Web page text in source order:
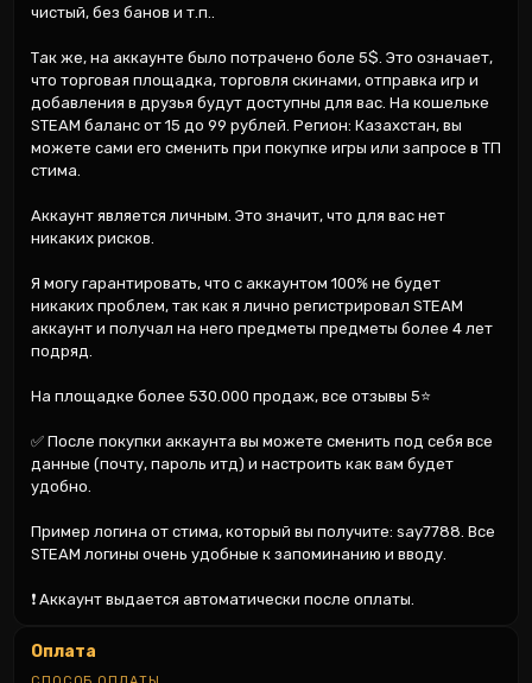
чистый, без банов и т.п..
Так же, на аккаунте было потрачено боле 5$. Это означает,
что торговая площадка, торговля скинами, отправка игр и
добавления в друзья будут доступны для вас. На кошельке
STEAM баланс от 15 до 99 рублей. Регион: Казахстан, вы
можете сами его сменить при покупке игры или запросе в ТП
стима.
Аккаунт является личным. Это значит, что для вас нет
никаких рисков.
Я могу гарантировать, что с аккаунтом 100% не будет
никаких проблем, так как я лично регистрировал STEAM
аккаунт и получал на него предметы предметы более 4 лет
подряд.
На площадке более 530.000 продаж, все отзывы 5⭐
✅ После покупки аккаунта вы можете сменить под себя все
данные (почту, пароль итд) и настроить как вам будет
удобно.
Пример логина от стима, который вы получите: say7788. Все
STEAM логины очень удобные к запоминанию и вводу.
❗ Аккаунт выдается автоматически после оплаты.
Оплата